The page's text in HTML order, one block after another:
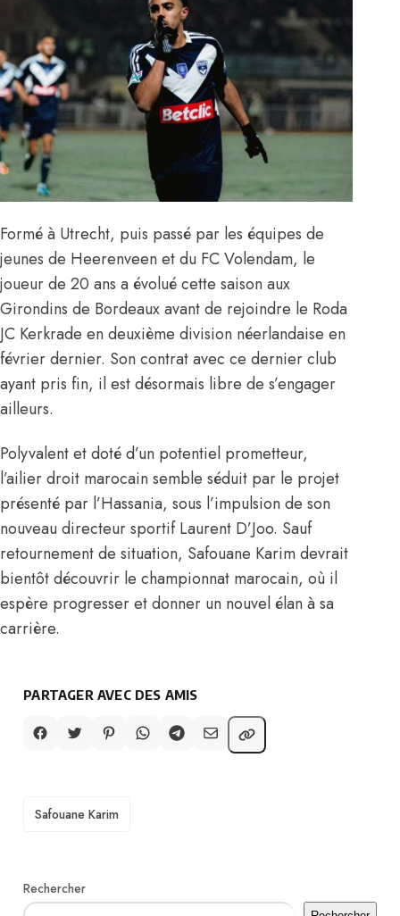
Formé à Utrecht, puis passé par les équipes de
jeunes de Heerenveen et du FC Volendam, le
joueur de 20 ans a évolué cette saison aux
Girondins de Bordeaux avant de rejoindre le Roda
JC Kerkrade en deuxième division néerlandaise en
février dernier. Son contrat avec ce dernier club
ayant pris fin, il est désormais libre de s’engager
ailleurs.
Polyvalent et doté d’un potentiel prometteur,
l’ailier droit marocain semble séduit par le projet
présenté par l’Hassania, sous l’impulsion de son
nouveau directeur sportif Laurent D’Joo. Sauf
retournement de situation, Safouane Karim devrait
bientôt découvrir le championnat marocain, où il
espère progresser et donner un nouvel élan à sa
carrière.
PARTAGER AVEC DES AMIS
TAGS
Safouane Karim
Rechercher